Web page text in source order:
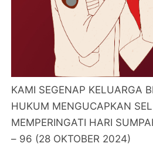
KAMI SEGENAP KELUARGA
HUKUM MENGUCAPKAN
MEMPERINGATI HARI
– 96 (28 OKTOBER 2024)